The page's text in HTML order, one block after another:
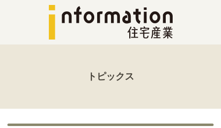
トピックス